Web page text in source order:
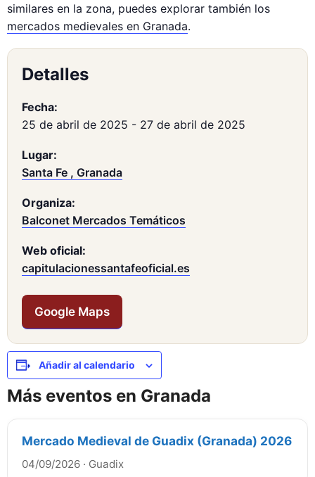
similares en la zona, puedes explorar también los
mercados medievales en Granada.
Detalles
Fecha:
25 de abril de 2025 - 27 de abril de 2025
Lugar:
Santa Fe , Granada
Organiza:
Balconet Mercados Temáticos
Web oficial:
capitulacionessantafeoficial.es
Google Maps
Añadir al calendario
Más eventos en Granada
Mercado Medieval de Guadix (Granada) 2026
04/09/2026 · Guadix